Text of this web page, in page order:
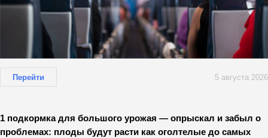
Перейти 5 августа 2026
1 подкормка для большого урожая — опрыскал и забыл о
проблемах: плоды будут расти как оголтелые до самых